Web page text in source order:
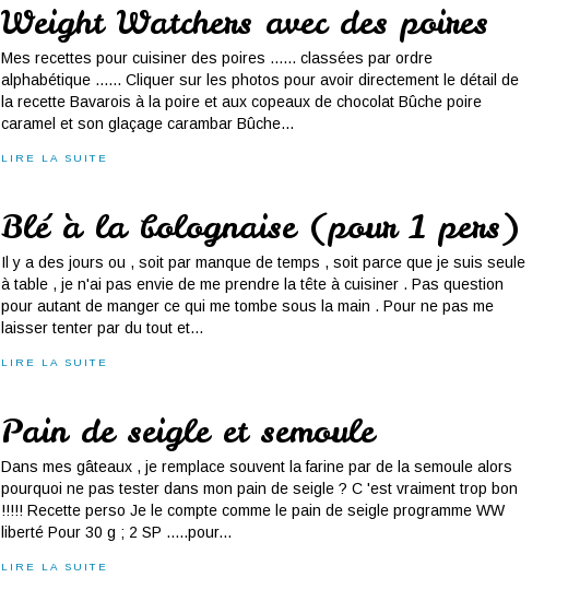
Weight Watchers avec des poires
Mes recettes pour cuisiner des poires ...... classées par ordre
alphabétique ...... Cliquer sur les photos pour avoir directement le détail de
la recette Bavarois à la poire et aux copeaux de chocolat Bûche poire
caramel et son glaçage carambar Bûche...
LIRE LA SUITE
Blé à la bolognaise (pour 1 pers)
Il y a des jours ou , soit par manque de temps , soit parce que je suis seule
à table , je n'ai pas envie de me prendre la tête à cuisiner . Pas question
pour autant de manger ce qui me tombe sous la main . Pour ne pas me
laisser tenter par du tout et...
LIRE LA SUITE
Pain de seigle et semoule
Dans mes gâteaux , je remplace souvent la farine par de la semoule alors
pourquoi ne pas tester dans mon pain de seigle ? C 'est vraiment trop bon
!!!!! Recette perso Je le compte comme le pain de seigle programme WW
liberté Pour 30 g ; 2 SP .....pour...
LIRE LA SUITE